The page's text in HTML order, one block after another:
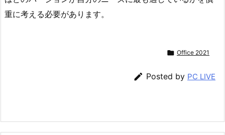
重に考える必要があります。
 Office 2021
 Posted by PC LIVE